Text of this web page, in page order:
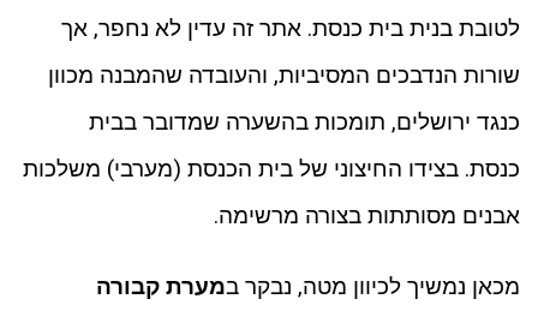
לטובת בנית בית כנסת. אתר זה עדין לא נחפר, אך
שורות הנדבכים המסיביות, והעובדה שהמבנה מכוון
כנגד ירושלים, תומכות בהשערה שמדובר בבית
כנסת. בצידו החיצוני של בית הכנסת (מערבי) משלכות
אבנים מסותתות בצורה מרשימה.
מכאן נמשיך לכיוון מטה, נבקר במערת קבורה